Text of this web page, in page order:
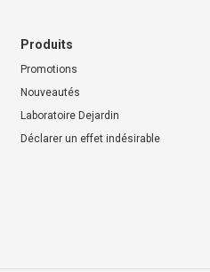
Produits
Promotions
Nouveautés
Laboratoire Dejardin
Déclarer un effet indésirable